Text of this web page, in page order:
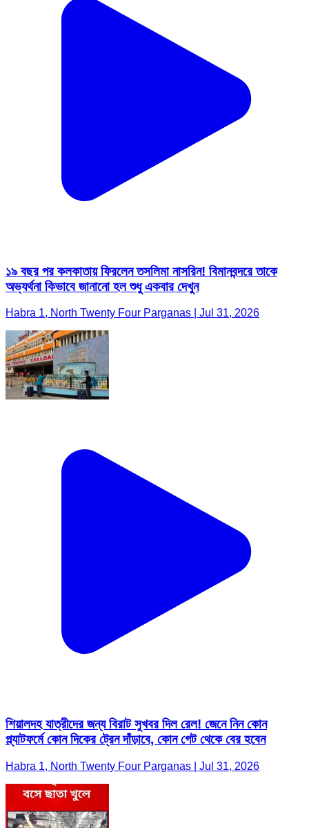
১৯ বছর পর কলকাতায় ফিরলেন তসলিমা নাসরিন! বিমানবন্দরে তাকে
অভ্যর্থনা কিভাবে জানানো হল শুধু একবার দেখুন
Habra 1, North Twenty Four Parganas | Jul 31, 2026
শিয়ালদহ যাত্রীদের জন্য বিরাট সুখবর দিল রেল! জেনে নিন কোন
প্ল্যাটফর্মে কোন দিকের ট্রেন দাঁড়াবে, কোন গেট থেকে বের হবেন
Habra 1, North Twenty Four Parganas | Jul 31, 2026